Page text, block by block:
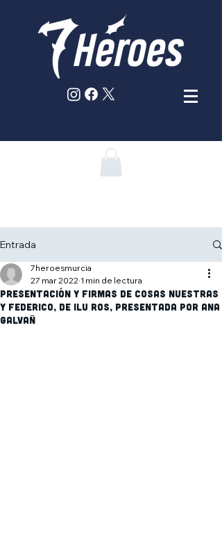
Entrada
Presentación y firmas de Cosas Nuestras
y Federico, de Ilu Ros, presentada por Ana
Galvañ
7heroesmurcia
27 mar 2022 1 min de lectura